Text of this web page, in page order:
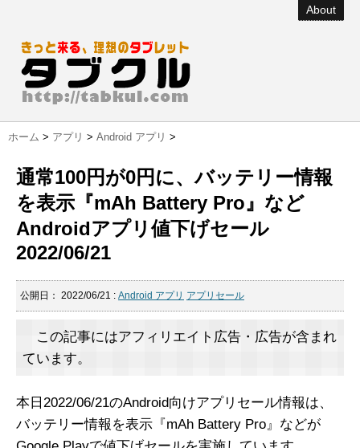
About
ホーム > アプリ > Android アプリ >
通常100円が0円に、バッテリー情報
を表示『mAh Battery Pro』など
Androidアプリ値下げセール
2022/06/21
公開日： 2022/06/21 : Android アプリ アプリセール
この記事にはアフィリエイト広告・広告が含まれ
ています。
本日2022/06/21のAndroid向けアプリセール情報は、
バッテリー情報を表示『mAh Battery Pro』などが